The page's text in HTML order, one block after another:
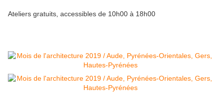
Ateliers gratuits, accessibles de 10h00 à 18h00